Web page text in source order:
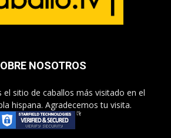
NOSOTROS
el sitio de caballos más visitado en el
hispana. Agradecemos tu visita.